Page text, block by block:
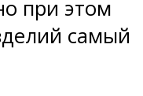
при этом
самый